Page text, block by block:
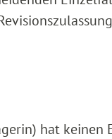
hat keinen